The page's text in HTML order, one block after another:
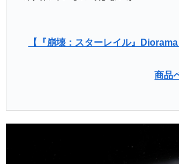
【『崩壊：スターレイル』
商品